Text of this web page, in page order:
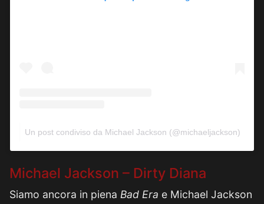
Un post condiviso da Michael Jackson (@michaeljackson)
Michael Jackson – Dirty Diana
Siamo ancora in piena Bad Era e Michael Jackson